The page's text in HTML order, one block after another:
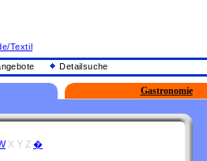
Textil
Detailsuche
Gastronomie
X Y Z �